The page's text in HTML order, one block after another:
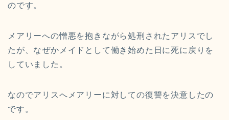
のです。
メアリーへの憎悪を抱きながら処刑されたアリスでし
たが、なぜかメイドとして働き始めた日に死に戻りを
していました。
なのでアリスへメアリーに対しての復讐を決意したの
です。